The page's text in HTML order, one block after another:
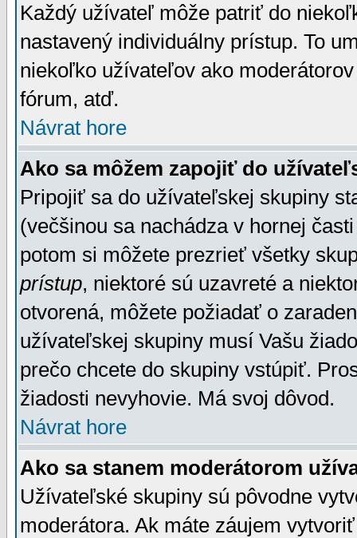
Každý užívateľ môže patriť do
nastavený individuálny prístup. To
niekoľko užívateľov ako
fórum, atď.
Návrat hore
Ako sa môžem zapojiť do
Pripojiť sa do užívateľskej skupiny
(večšinou sa nachádza v hornej
potom si môžete prezrieť všetky
prístup, niektoré sú uzavreté a
otvorená, môžete požiadať o
užívateľskej skupiny musí Vašu
prečo chcete do skupiny vstúpiť.
žiadosti nevyhovie. Má svoj dôvod.
Návrat hore
Ako sa stanem moderátorom
Užívateľské skupiny sú pôvodne
moderátora. Ak máte záujem